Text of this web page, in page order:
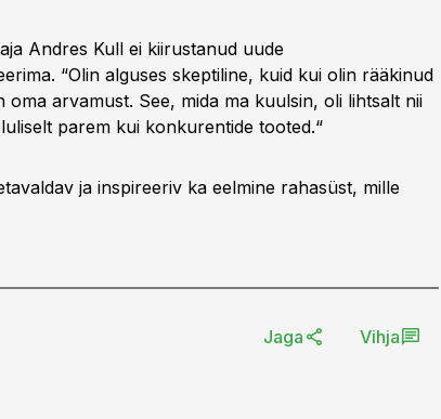
Andres Kull ei kiirustanud uude
“Olin alguses skeptiline, kuid kui olin rääkinud
oma arvamust. See, mida ma kuulsin, oli lihtsalt nii
parem kui konkurentide tooted.“
ja inspireeriv ka eelmine rahasüst, mille
Jaga Vihja